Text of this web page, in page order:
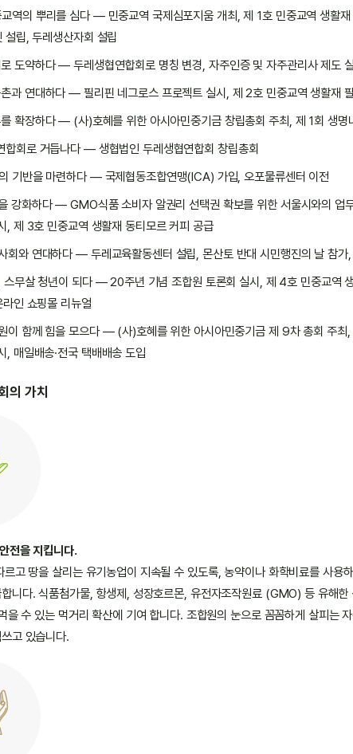
역의 뿌리를 심다 — 민중교역 국제심포지움 개최, 제 1호 민중교역 생활
설립, 두레생산자회 설립
도약하다 — 두레생협연합회로 명칭 변경, 자주인증 및 자주관리사 제도
과 연대하다 — 필리핀 네그로스 프로젝트 실시, 제 2호 민중교역 생활재
확장하다 — (사)호혜를 위한 아시아민중기금 창립총회 주최, 제 1회 생명
합회로 거듭나다 — 생협법인 두레생협연합회 창립총회
기반을 마련하다 — 국제협동조합연맹(ICA) 가입, 오포물류센터 이전
강화하다 — GMO식품 소비자 알권리 선택권 확보를 위한 서울시와의 업
, 제 3호 민중교역 생활재 동티모르 커피 공급
회와 연대하다 — 두레교육활동센터 설립, 몬산토 반대 시민행진의 날 참가
스무살 청년이 되다 — 20주년 기념 조합원 토론회 실시, 제 4호 민중교역
인 쇼핑몰 리뉴얼
이 함께 힘을 모으다 — (사)호혜를 위한 아시아민중기금 제 9차 총회 주최,
, 매일배송·전국 택배배송 도입
의 가치
전을 지킵니다.
르고 땅을 살리는 유기농업이 지속될 수 있도록, 농약이나 화학비료를 사용
니다. 식품첨가물, 항생제, 성장호르몬, 유전자조작원료 (GMO) 등 유해한
을 수 있는 먹거리 확산에 기여 합니다. 조합원의 눈으로 꼼꼼하게 살피는
고 있습니다.